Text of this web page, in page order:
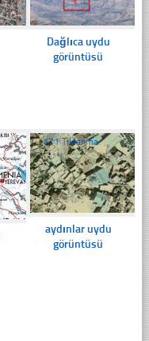
Dağlıca uydu
görüntüsü
☐171 Tıklanma
aydınlar uydu
görüntüsü